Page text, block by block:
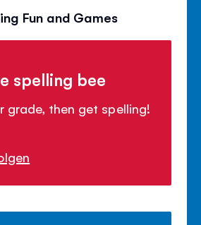
Fun and Games
spelling bee
grade, then get spelling!